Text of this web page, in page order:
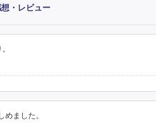
・レビュー
ました。